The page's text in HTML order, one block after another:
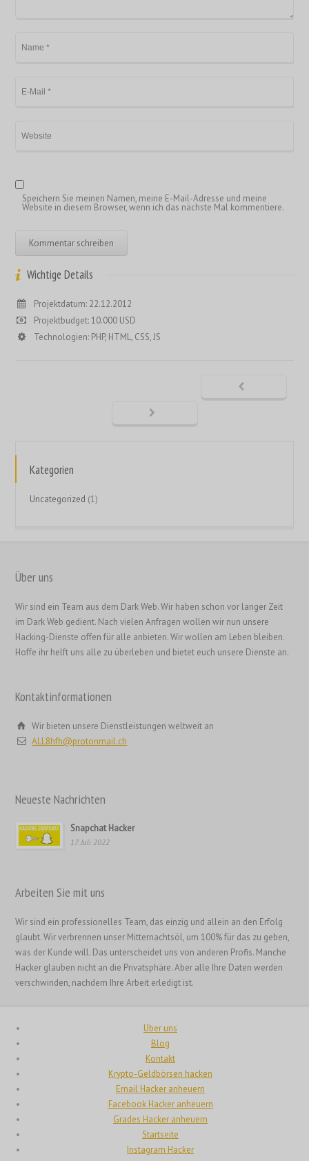
Speichern Sie meinen Namen, meine E-Mail-Adresse und meine
Website in diesem Browser, wenn ich das nächste Mal kommentiere.
Wichtige Details
Projektdatum: 22.12.2012
Projektbudget: 10.000 USD
Technologien: PHP, HTML, CSS, JS
Kategorien
Uncategorized (1)
Über uns
Wir sind ein Team aus dem Dark Web. Wir haben schon vor langer Zeit
im Dark Web gedient. Nach vielen Anfragen wollen wir nun unsere
Hacking-Dienste offen für alle anbieten. Wir wollen am Leben bleiben.
Hoffe ihr helft uns alle zu überleben und bietet euch unsere Dienste an.
Kontaktinformationen
Wir bieten unsere Dienstleistungen weltweit an
ALL8hfh@protonmail.ch
Neueste Nachrichten
Snapchat Hacker
17. Juli 2022
Arbeiten Sie mit uns
Wir sind ein professionelles Team, das einzig und allein an den Erfolg
glaubt. Wir verbrennen unser Mitternachtsöl, um 100% für das zu geben,
was der Kunde will. Das unterscheidet uns von anderen Profis. Manche
Hacker glauben nicht an die Privatsphäre. Aber alle Ihre Daten werden
verschwinden, nachdem Ihre Arbeit erledigt ist.
Über uns
Blog
Kontakt
Krypto-Geldbörsen hacken
Email Hacker anheuern
Facebook Hacker anheuern
Grades Hacker anheuern
Startseite
Instagram Hacker
العربية
Deutsch
Deutsch (Österreich)
Español
فارسی
Suomi
עִבְרִית
Hrvatski
Português
Svenska
ไทย
简体中文